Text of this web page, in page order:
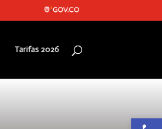
Tarifas 2026